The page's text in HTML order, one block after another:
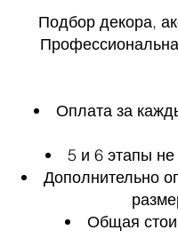
Подбор декора,
Оплата за
5 и 6 этапы не
Дополнительно
Общая